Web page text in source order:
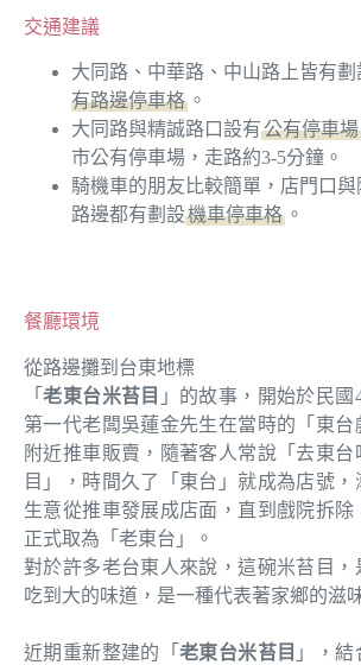
交通建議
大同路、中華路、中山路上皆有劃
有路邊停車格 。
大同路與精誠路口設有公有停車場
市公有停車場，走路約3-5分鐘。
騎機車的朋友比較簡單，店門口與
路邊都有劃設機車停車格 。
餐廳環境
從路邊攤到台東地標
「老東台米苔目 」的故事，開始於民國
第⼀代老闆吳蓮⾦先⽣在當時的「東台
附近推⾞販賣，隨著客⼈常說「去東台
⽬」，時間久了「東台」就成為店號，
生意從推⾞發展成店⾯，直到戲院拆除
正式取為「老東台」。
對於許多老台東人來說，這碗米苔目，
吃到大的味道，是一種代表著家鄉的滋
近期重新整建的「老東台米苔目 」，結